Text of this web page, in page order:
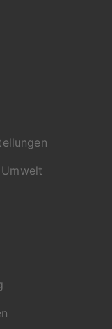
für dich
Detail